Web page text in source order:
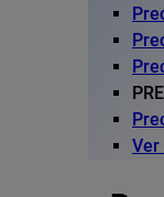
Ver